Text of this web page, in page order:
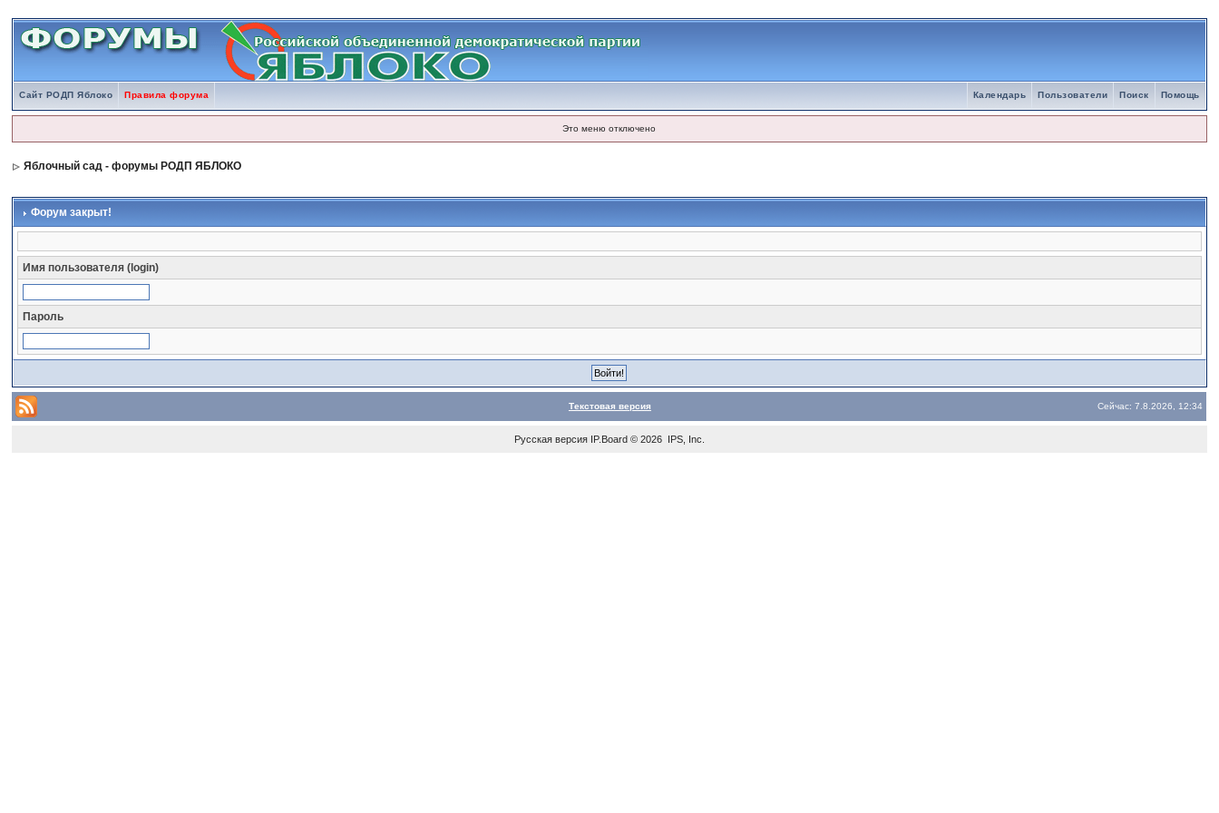
Сайт РОДП Яблоко Правила форума Помощь
Поиск
Пользователи
Календарь
Это меню отключено
Яблочный сад - форумы РОДП ЯБЛОКО
Форум закрыт!
Имя пользователя (login)
Пароль
Текстовая версия Сейчас: 7.8.2026, 12:34
Русская версия IP.Board© 2026 IPS, Inc